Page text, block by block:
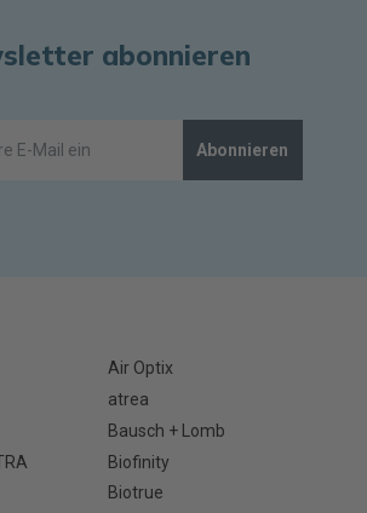
abonnieren
Abonnieren
Air Optix
atrea
Bausch + Lomb
Biofinity
Biotrue